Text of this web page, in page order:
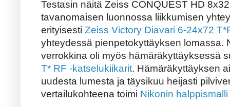
Testasin näitä Zeiss CONQUEST HD
tavanomaisen luonnossa liikkumisen
erityisesti Zeiss Victory Diavari 6-24x72
yhteydessä pienpetokyttäyksen lomassa.
verrokkina oli myös hämäräkyttäyksessä
T* RF -katselukiikarit. Hämäräkyttäyksen
uudesta lumesta ja täysikuu heijasti
vertailukohteena toimi Nikonin